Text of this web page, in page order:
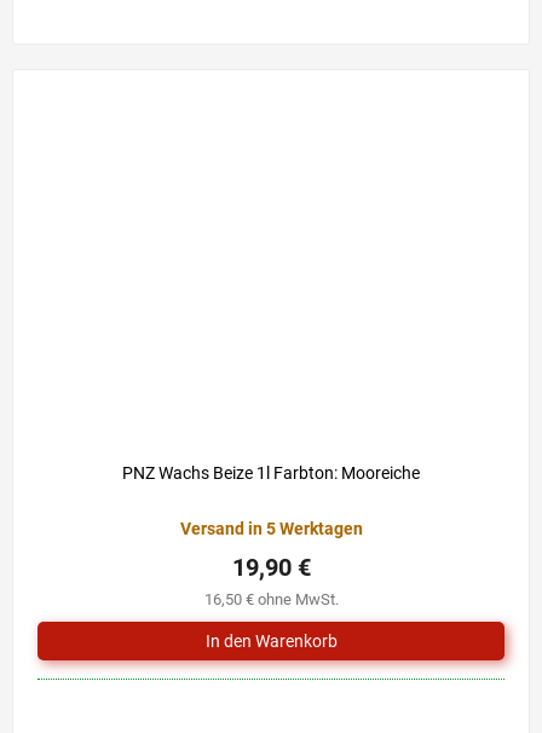
PNZ Wachs Beize 1l Farbton: Mooreiche
Versand in 5 Werktagen
16,50 € ohne MwSt.
19,90 €